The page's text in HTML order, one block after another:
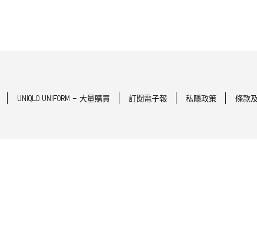
UNIQLO UNIFORM - 大量購買 訂閱電子報 私隱政策 條款